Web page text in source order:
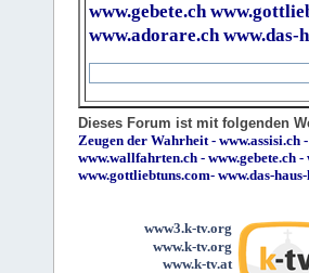
www.gebete.ch
www.adorare.ch www.das-
Dieses Forum ist mit folgenden
Zeugen der Wahrheit - www.assisi.ch -
www.wallfahrten.ch - www.gebete.ch -
www.gottliebtuns.com- www.das-
www3.k-tv.org
www.k-tv.org
www.k-tv.at